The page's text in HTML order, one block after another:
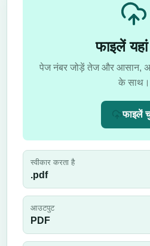
फाइलें
पेज नंबर जोड़ें तेज और आसान,
के साथ।
फाइलें
स्वीकार करता है
.pdf
आउटपुट
PDF